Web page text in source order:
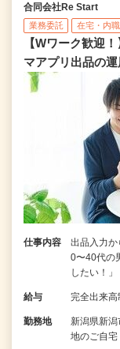
合同会社Re Start
業務委託 在宅・内職
【Wワーク歓迎
マアプリ出品の
仕事内容
出品入力
0〜40代の
したい！
給与 完全出来高
勤務地
新潟県新
地のご自